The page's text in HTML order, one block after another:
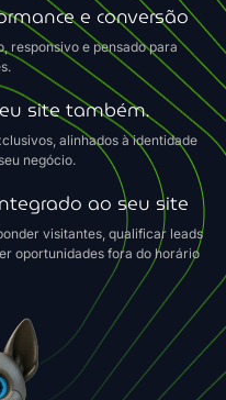
e conversão
responsivo e pensado para
site também.
alinhados à identidade
negócio.
ao seu site
visitantes, qualificar leads
oportunidades fora do horário